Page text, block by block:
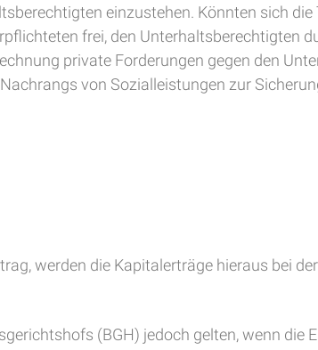
einzustehen. Könnten sich
frei, den Unterhaltsberechtigten
private Forderungen gegen den
von Sozialleistungen zur
werden die Kapitalerträge hieraus bei
(BGH) jedoch gelten, wenn die